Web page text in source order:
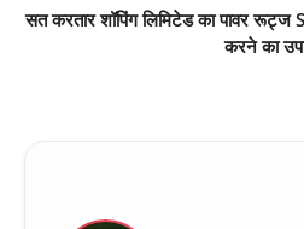
सत करतार शॉपिंग लिमिटेड का पावर रूट्ज
करने का